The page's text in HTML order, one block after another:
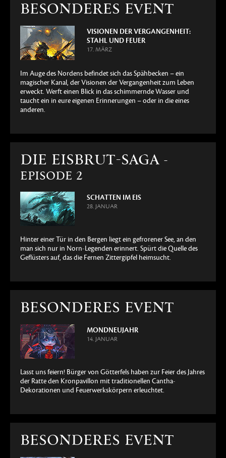
BESONDERES EVENT
VISIONEN DER VERGANGENHEIT:
STAHL UND FEUER
17. MÄRZ
Im Auge des Nordens befindet sich das Spähbecken – ein
magischer Kanal, der Visionen der Vergangenheit zum Leben
erweckt. Werft einen Blick in das schimmernde Wasser und
taucht ein in eure eigenen Erinnerungen – oder in die eines
anderen.
DIE EISBRUT-SAGA -
EPISODE 2
SCHATTEN IM EIS
28. JANUAR
Hinter einer Tür in den Bergen liegt ein gefrorener See, an den
man sich nur in Norn-Legenden erinnert. Spürt die Quelle des
Geflüsters auf, das die Fernen Zittergipfel heimsucht.
BESONDERES EVENT
MONDNEUJAHR
14. JANUAR
Lasst uns feiern! Bürger von Götterfels haben zur Feier des Jahres
der Ratte den Kronpavillon mit traditionellen Cantha-
Dekorationen und Feuerwerkskörpern erleuchtet.
BESONDERES EVENT